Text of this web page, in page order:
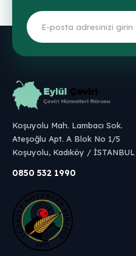
Koşuyolu Mah. Lambacı Sok.
Ateşoğlu Apt. A Blok No 1/5
Koşuyolu, Kadıköy / İSTANBUL
0850 532 1990